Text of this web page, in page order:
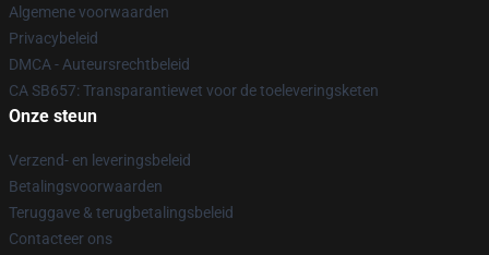
Algemene voorwaarden
Privacybeleid
DMCA - Auteursrechtbeleid
CA SB657: Transparantiewet voor de toeleveringsketen
Onze steun
Verzend- en leveringsbeleid
Betalingsvoorwaarden
Teruggave & terugbetalingsbeleid
Contacteer ons